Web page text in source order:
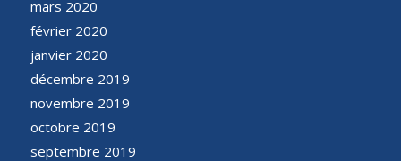
mars 2020
février 2020
janvier 2020
décembre 2019
novembre 2019
octobre 2019
septembre 2019